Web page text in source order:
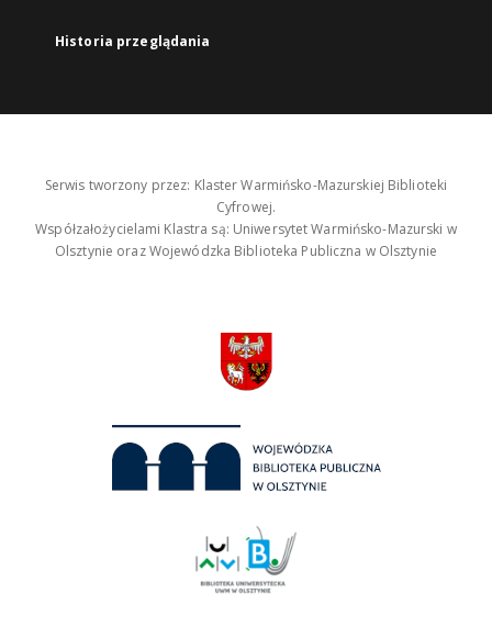
Historia przeglądania
Serwis tworzony przez: Klaster Warmińsko-Mazurskiej Biblioteki
Cyfrowej.
Współzałożycielami Klastra są: Uniwersytet Warmińsko-Mazurski w
Olsztynie oraz Wojewódzka Biblioteka Publiczna w Olsztynie